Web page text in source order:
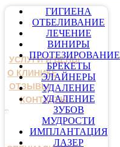
УСЛУГИ И ЦЕНЫ
О КЛИНИКЕ
ОТЗЫВЫ
КОНТАКТЫ
ГИГИЕНА
ОТБЕЛИВАНИЕ
ЛЕЧЕНИЕ
ВИНИРЫ
ПРОТЕЗИРОВАНИЕ
БРЕКЕТЫ
ЭЛАЙНЕРЫ
УДАЛЕНИЕ
УДАЛЕНИЕ
ЗУБОВ
МУДРОСТИ
ИМПЛАНТАЦИЯ
ЛАЗЕР